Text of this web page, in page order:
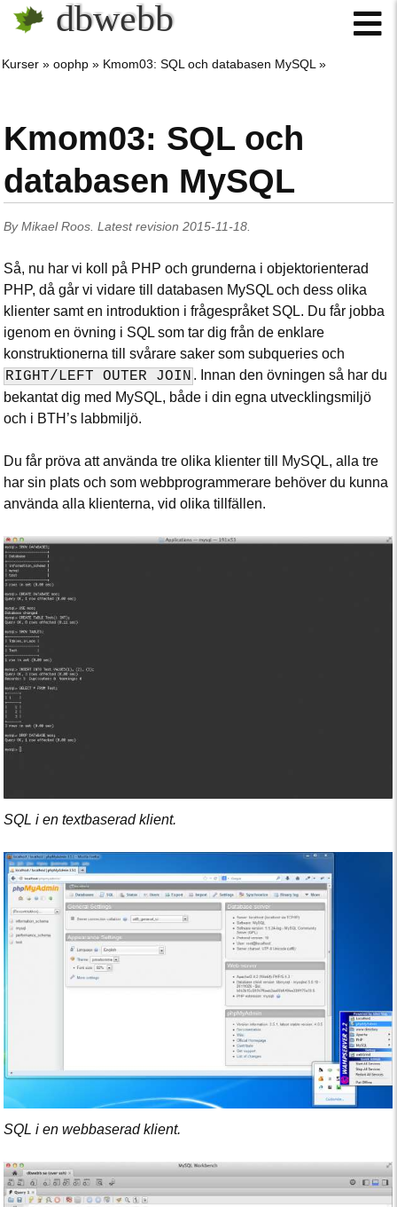
dbwebb
Kurser oophp Kmom03: SQL och databasen MySQL
Kmom03: SQL och
databasen MySQL
ByMikael Roos Latest revision2015-11-18
Så, nu har vi koll på PHP och grunderna i objektorienterad
PHP, då går vi vidare till databasen MySQL och dess olika
klienter samt en introduktion i frågespråket SQL. Du får jobba
igenom en övning i SQL som tar dig från de enklare
konstruktionerna till svårare saker som subqueries och
RIGHT/LEFT OUTER JOIN . Innan den övningen så har du
bekantat dig med MySQL, både i din egna utvecklingsmiljö
och i BTH’s labbmiljö.
Du får pröva att använda tre olika klienter till MySQL, alla tre
har sin plats och som webbprogrammerare behöver du kunna
använda alla klienterna, vid olika tillfällen.
SQL i en textbaserad klient.
SQL i en webbaserad klient.